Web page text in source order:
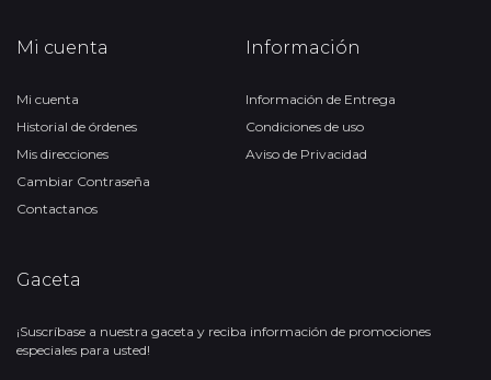
Mi cuenta
Mi cuenta
Historial de órdenes
Mis direcciones
Cambiar Contraseña
Contactanos
Información
Información de Entrega
Condiciones de uso
Aviso de Privacidad
Gaceta
¡Suscríbase a nuestra gaceta y reciba información de promociones
especiales para usted!